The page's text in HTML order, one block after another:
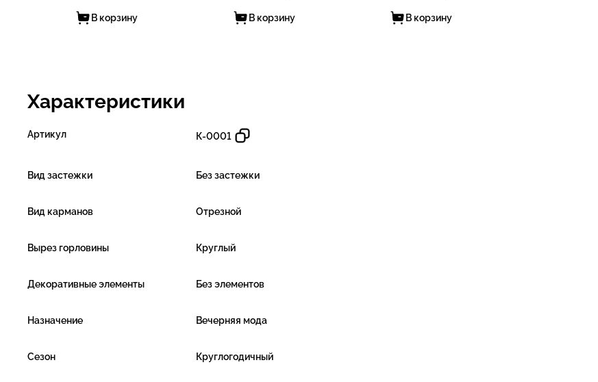
В корзину В корзину В корзину
Характеристики
Артикул К-0001
Вид застежки Без застежки
Вид карманов Отрезной
Вырез горловины Круглый
Декоративные элементы Без элементов
Назначение Вечерняя мода
Сезон Круглогодичный